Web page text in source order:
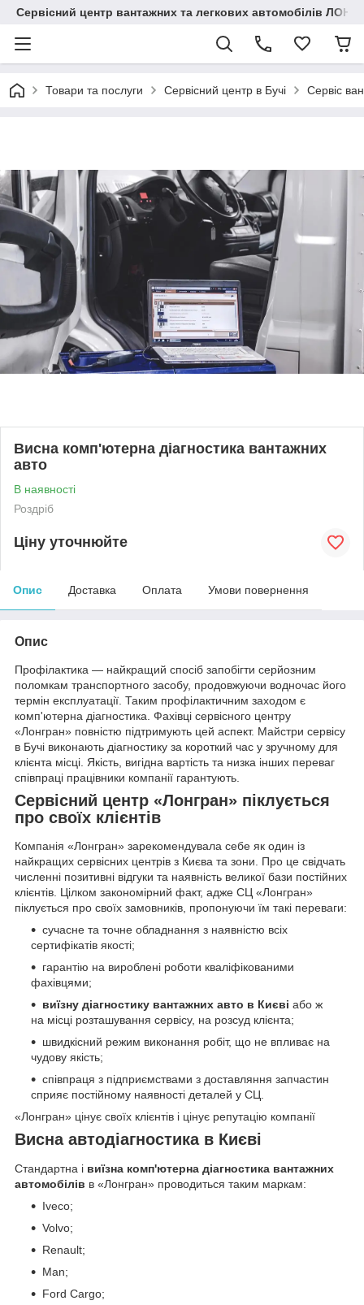
Сервісний центр вантажних та легкових автомобілів
Товари та послуги Сервісний центр в Бучі Сервіс
Висна комп'ютерна діагностика вантажних
авто
В наявності
Роздріб
Ціну уточнюйте
Опис Доставка Оплата Умови повернення
Опис
Профілактика — найкращий спосіб запобігти серйозним
поломкам транспортного засобу, продовжуючи водночас його
термін експлуатації. Таким профілактичним заходом є
комп'ютерна діагностика. Фахівці сервісного центру
«Лонгран» повністю підтримують цей аспект. Майстри сервісу
в Бучі виконають діагностику за короткий час у зручному для
клієнта місці. Якість, вигідна вартість та низка інших переваг
співпраці працівники компанії гарантують.
Сервісний центр «Лонгран» піклується
про своїх клієнтів
Компанія «Лонгран» зарекомендувала себе як один із
найкращих сервісних центрів з Києва та зони. Про це свідчать
численні позитивні відгуки та наявність великої бази постійних
клієнтів. Цілком закономірний факт, адже СЦ «Лонгран»
піклується про своїх замовників, пропонуючи їм такі переваги:
сучасне та точне обладнання з наявністю всіх
сертифікатів якості;
гарантію на вироблені роботи кваліфікованими
фахівцями;
виїзну діагностику вантажних авто в Києві або ж
на місці розташування сервісу, на розсуд клієнта;
швидкісний режим виконання робіт, що не впливає на
чудову якість;
співпраця з підприємствами з доставляння запчастин
сприяє постійному наявності деталей у СЦ.
«Лонгран» цінує своїх клієнтів і цінує репутацію компанії
Висна автодіагностика в Києві
Стандартна і виїзна комп'ютерна діагностика вантажних
автомобілів в «Лонгран» проводиться таким маркам:
Iveco;
Volvo;
Renault;
Man;
Ford Cargo;